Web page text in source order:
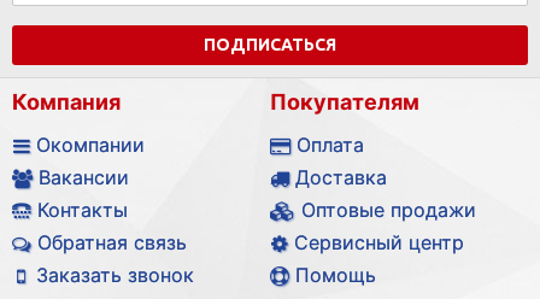
ПОДПИСАТЬСЯ
Компания
Окомпании
Вакансии
Контакты
Обратная связь
Заказать звонок
Покупателям
Оплата
Доставка
Оптовые продажи
Сервисный центр
Помощь